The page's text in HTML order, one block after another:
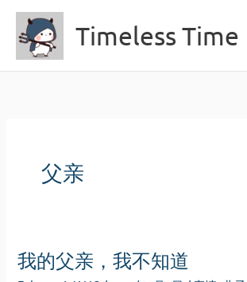
容
Timeless Time
父亲
我的父亲，我不知道